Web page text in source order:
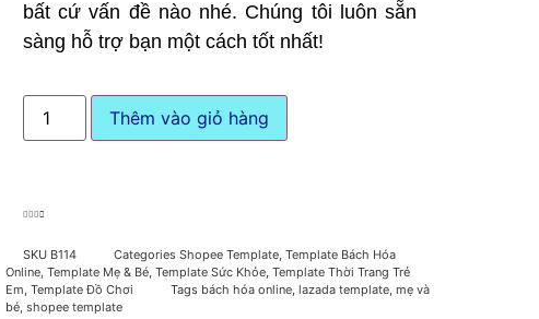
bất cứ vấn đề nào nhé. Chúng tôi luôn sẵn
sàng hỗ trợ bạn một cách tốt nhất!
Thêm vào giỏ hàng
SKU B114 Categories Shopee Template, Template Bách Hóa
Online ,Template Mẹ & Bé ,Template Sức Khỏe ,Template Thời Trang Trẻ
Em ,Template Đồ Chơi Tags bách hóa online ,lazada template ,mẹ và
bé ,shopee template